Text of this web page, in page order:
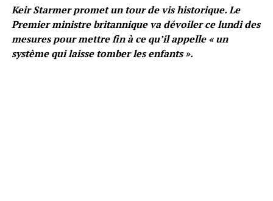
Keir Starmer promet un tour de vis historique. Le
Premier ministre britannique va dévoiler ce lundi des
mesures pour mettre fin à ce qu’il appelle « un
système qui laisse tomber les enfants ».